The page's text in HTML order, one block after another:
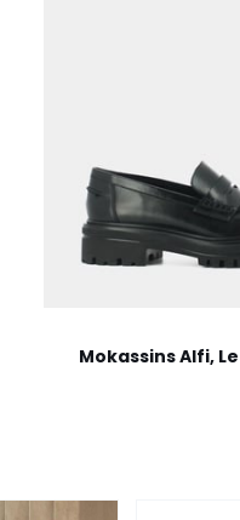
Mokassins Alfi,